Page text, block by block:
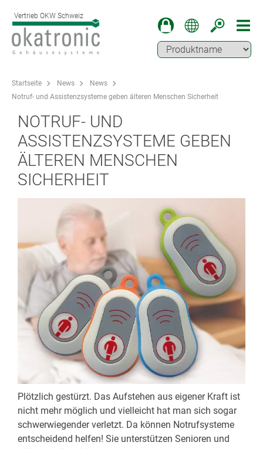
Vertrieb OKW Schweiz
Startseite News
News
Notruf- und Assistenzsysteme geben älteren Menschen Sicherheit
NOTRUF- UND
ASSISTENZSYSTEME GEBEN
ÄLTEREN MENSCHEN
SICHERHEIT
Plötzlich gestürzt. Das Aufstehen aus eigener Kraft ist
nicht mehr möglich und vielleicht hat man sich sogar
schwerwiegender verletzt. Da können Notrufsysteme
entscheidend helfen! Sie unterstützen Senioren und